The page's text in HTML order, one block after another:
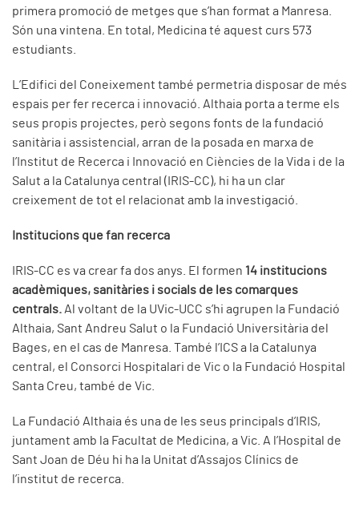
primera promoció de metges que s’han format a Manresa.
Són una vintena. En total, Medicina té aquest curs 573
estudiants.
L’Edifici del Coneixement també permetria disposar de més
espais per fer recerca i innovació. Althaia porta a terme els
seus propis projectes, però segons fonts de la fundació
sanitària i assistencial, arran de la posada en marxa de
l’Institut de Recerca i Innovació en Ciències de la Vida i de la
Salut a la Catalunya central (IRIS-CC), hi ha un clar
creixement de tot el relacionat amb la investigació.
Institucions que fan recerca
IRIS-CC es va crear fa dos anys. El formen 14 institucions
acadèmiques, sanitàries i socials de les comarques
centrals. Al voltant de la UVic-UCC s’hi agrupen la Fundació
Althaia, Sant Andreu Salut o la Fundació Universitària del
Bages, en el cas de Manresa. També l’ICS a la Catalunya
central, el Consorci Hospitalari de Vic o la Fundació Hospital
Santa Creu, també de Vic.
La Fundació Althaia és una de les seus principals d’IRIS,
juntament amb la Facultat de Medicina, a Vic. A l’Hospital de
Sant Joan de Déu hi ha la Unitat d’Assajos Clínics de
l’institut de recerca.